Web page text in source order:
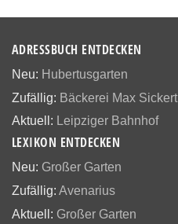
ADRESSBUCH ENTDECKEN
Neu: Hubertusgarten
Zufällig: Bäckerei Max Sickert
Aktuell: Leipziger Bahnhof
LEXIKON ENTDECKEN
Neu: Großer Garten
Zufällig: Avenarius
Aktuell: Großer Garten